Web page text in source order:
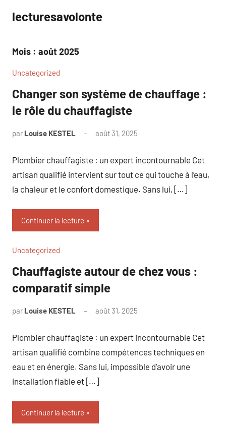
contenu
lecturesavolonte
Mois : août 2025
Uncategorized
Changer son système de chauffage :
le rôle du chauffagiste
par Louise KESTEL août 31, 2025
Plombier chauffagiste : un expert incontournable Cet
artisan qualifié intervient sur tout ce qui touche à l’eau,
la chaleur et le confort domestique. Sans lui, […]
Continuer la lecture
Uncategorized
Chauffagiste autour de chez vous :
comparatif simple
par Louise KESTEL août 31, 2025
Plombier chauffagiste : un expert incontournable Cet
artisan qualifié combine compétences techniques en
eau et en énergie. Sans lui, impossible d’avoir une
installation fiable et […]
Continuer la lecture